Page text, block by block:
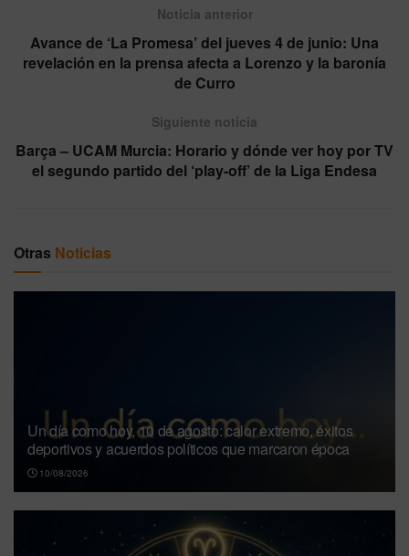
Noticia anterior
Avance de ‘La Promesa’ del jueves 4 de junio: Una
revelación en la prensa afecta a Lorenzo y la baronía
de Curro
Siguiente noticia
Barça – UCAM Murcia: Horario y dónde ver hoy por TV
el segundo partido del ‘play-off’ de la Liga Endesa
Otras Noticias
Un día como hoy, 10 de agosto: calor extremo, éxitos
deportivos y acuerdos políticos que marcaron época
10/08/2026